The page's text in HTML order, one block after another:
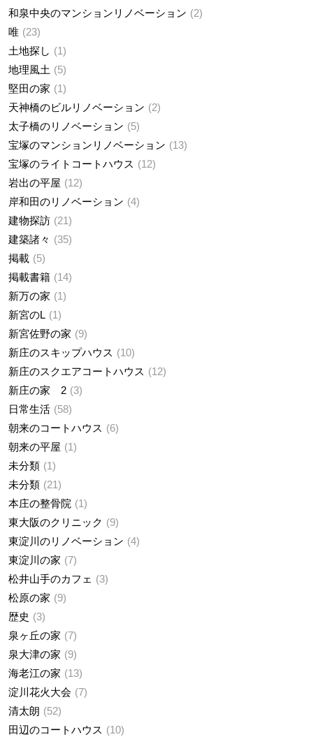
和泉中央のマンションリノベーション
2
唯
23
土地探し
1
地理風土
5
堅田の家
1
天神橋のビルリノベーション
2
太子橋のリノベーション
5
宝塚のマンションリノベーション
13
宝塚のライトコートハウス
12
岩出の平屋
12
岸和田のリノベーション
4
建物探訪
21
建築諸々
35
掲載
5
掲載書籍
14
新万の家
1
新宮のL
1
新宮佐野の家
9
新庄のスキップハウス
10
新庄のスクエアコートハウス
12
新庄の家 2 3
日常生活
58
朝来のコートハウス
6
朝来の平屋
1
未分類
1
未分類
21
本庄の整骨院
1
東大阪のクリニック
9
東淀川のリノベーション
4
東淀川の家
7
松井山手のカフェ
3
松原の家
9
歴史
3
泉ヶ丘の家
7
泉大津の家
9
海老江の家
13
淀川花火大会
7
清太朗
52
田辺のコートハウス
10